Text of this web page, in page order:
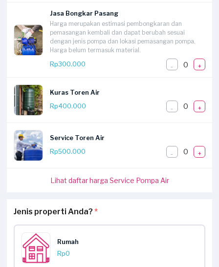
Jasa Bongkar Pasang
Harga merupakan estimasi pembongkaran dan
pemasangan kembali dan dapat berubah sesuai
dengan jenis pompa dan lokasi pemasangan pompa.
Harga belum termasuk material.
Rp300.000
- 0 +
Kuras Toren Air
Rp400.000
- 0 +
Service Toren Air
Rp500.000
- 0 +
Lihat daftar harga Service Pompa Air
Jenis properti Anda? *
Rumah
Rp0